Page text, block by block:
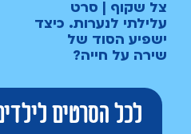
צל שקוף | סרט
עלילתי לנערות. כיצד
ישפיע הסוד של
שירה על חייה?
לכל הסרטים